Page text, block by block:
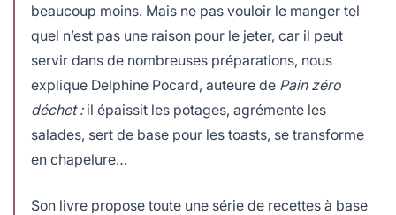
beaucoup moins. Mais ne pas vouloir le manger tel
quel n’est pas une raison pour le jeter, car il peut
servir dans de nombreuses préparations, nous
explique Delphine Pocard, auteure de Pain zéro
déchet :il épaissit les potages, agrémente les
salades, sert de base pour les toasts, se transforme
en chapelure…
Son livre propose toute une série de recettes à base